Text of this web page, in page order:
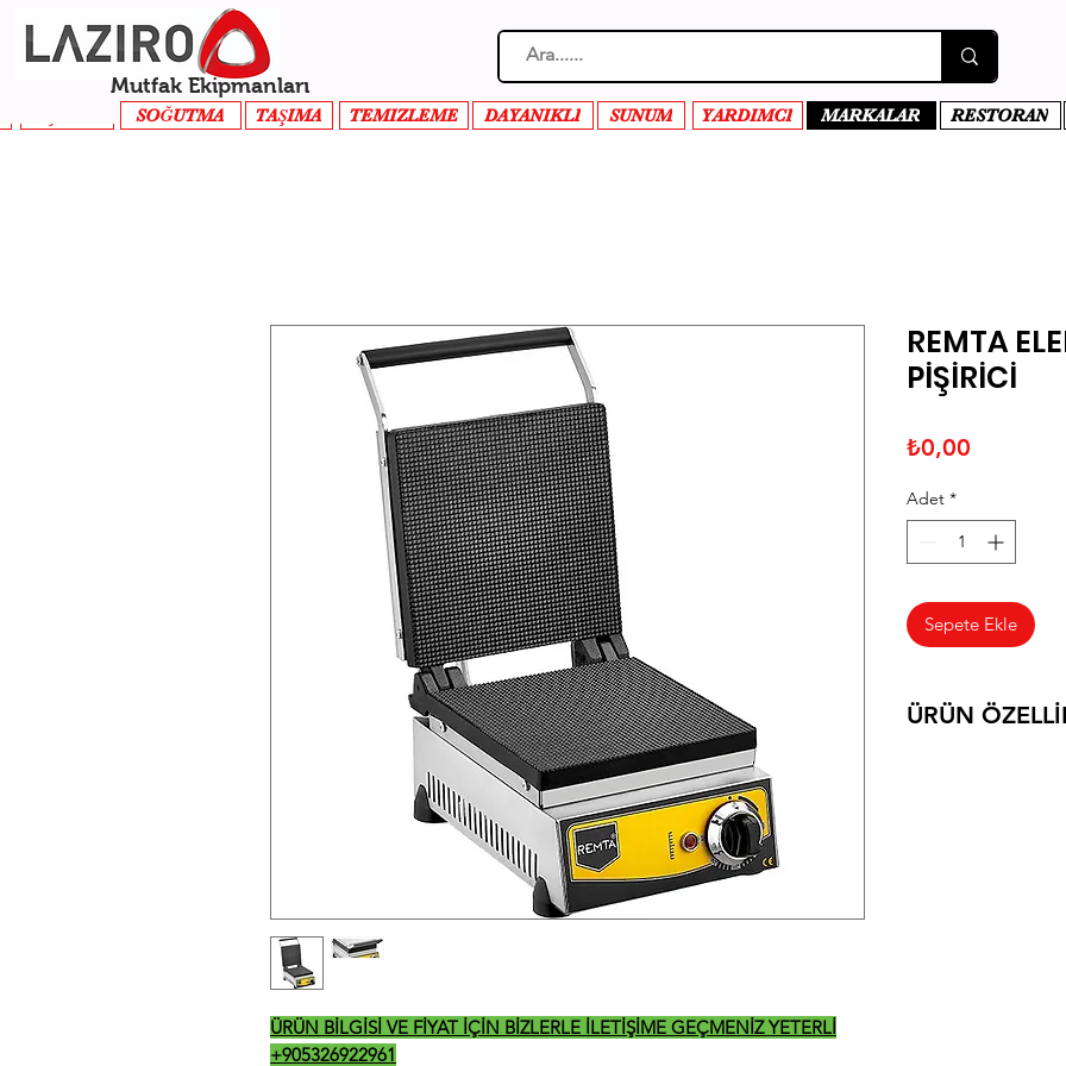
Mutfak Ekipmanları
SOĞUTMA TAŞIMA TEMIZLEME DAYANIKLI SUNUM YARDIMCI MARKALAR RESTORAN
ÜRÜN BİLGİSİ VE FİYAT İÇİN BİZLERLE İLETİŞİME GEÇMENİZ YETERLİ
+905326922961
REMTA
PİŞİRİCİ
₺0,00
Adet *
Sepete Ekle
ÜRÜN